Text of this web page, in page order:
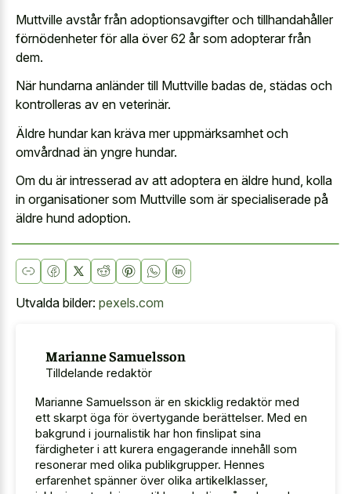
Muttville avstår från adoptionsavgifter och tillhandahåller
förnödenheter för alla över 62 år som adopterar från
dem.
När hundarna anländer till Muttville badas de, städas och
kontrolleras av en veterinär.
Äldre hundar kan kräva mer uppmärksamhet och
omvårdnad än yngre hundar.
Om du är intresserad av att adoptera en äldre hund, kolla
in organisationer som Muttville som är specialiserade på
äldre hund adoption.
Utvalda bilder: pexels.com
Marianne Samuelsson
Tilldelande redaktör
Marianne Samuelsson är en skicklig redaktör med
ett skarpt öga för övertygande berättelser. Med en
bakgrund i journalistik har hon finslipat sina
färdigheter i att kurera engagerande innehåll som
resonerar med olika publikgrupper. Hennes
erfarenhet spänner över olika artikelklasser,